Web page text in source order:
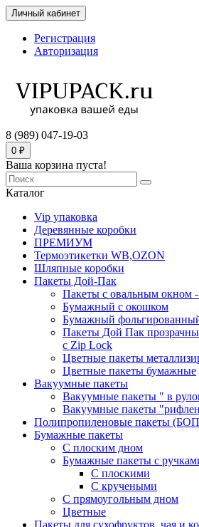
Личный кабинет
Регистрация
Авторизация
8 (989) 047-19-03
0 ₽
Ваша корзина пуста!
Каталог
Vip упаковка
Деревянные коробки
ПРЕМИУМ
Термоэтикетки WB,OZON
Шляпные коробки
Пакеты Дой-Пак
Пакеты с овальным окном -
Бумажный с окошком
Бумажный
Пакеты Дой Пак
с Zip Lock
Цветные пакеты
Цветные пакеты бумажные
Вакуумные пакеты
Вакуумные пакеты " в
Вакуумные пакеты
Полипропиленовые пакеты
Бумажные пакеты
С плоским дном
Бумажные пакеты с
С плоскими
С кручеными
С прямоугольным дном
Цветные
Пакеты для сухофруктов, чая и